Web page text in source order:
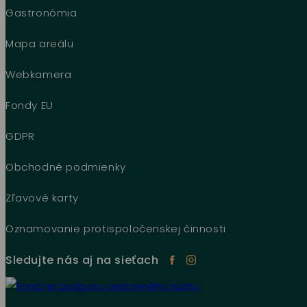
Gastronómia
Mapa areálu
Webkamera
Fondy EU
GDPR
Obchodné podmienky
Zľavové karty
Oznamovanie protispoločenskej činnosti
Sledujte nás aj na sieťach